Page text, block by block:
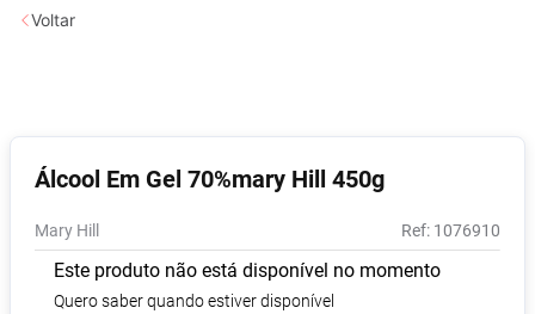
Álcool Em Gel 70%mary Hill 450g
Mary Hill : 1076910
Este produto não está disponível no momento
Quero saber quando estiver disponível
Voltar
2
6º Desodorante
7 º
8 Absorvente
9º Pampers Confort Sec